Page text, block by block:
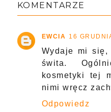
KOMENTARZE
EWCIA 16
Wydaje mi się,
świta.
kosmetyki tej
nimi wręcz
Odpowiedz